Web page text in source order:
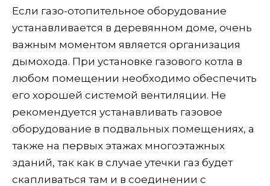
Если газо-отопительное оборудование
устанавливается в деревянном доме, очень
важным моментом является организация
дымохода. При установке газового котла в
любом помещении необходимо обеспечить
его хорошей системой вентиляции. Не
рекомендуется устанавливать газовое
оборудование в подвальных помещениях, а
также на первых этажах многоэтажных
зданий, так как в случае утечки газ будет
скапливаться там и в соединении с